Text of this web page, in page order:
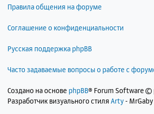
Правила общения на форуме
Соглашение о конфиденциальности
Русская поддержка phpBB
Часто задаваемые вопросы о работе с
Создано на основе phpBB® Forum Software ©
Разработчик визуального стиля Arty- MrGaby